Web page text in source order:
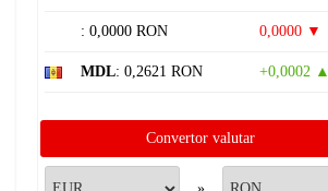
: 0,0000 RON 0,0000 ▼
MDL: 0,2621 RON +0,0002 ▲
Convertor valutar